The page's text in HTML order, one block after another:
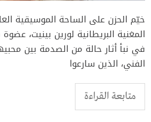
خيّم الحزن على الساحة الموسيقية
في نبأ أثار حالة من الصدمة بين
الفني، الذين سارعوا
متابعة القراءة